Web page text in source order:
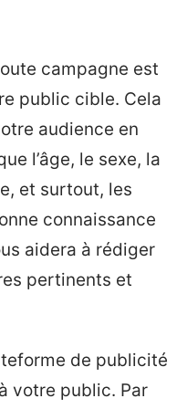
campagne est
public cible. Cela
audience en
l’âge, le sexe, la
et surtout, les
connaissance
aidera à rédiger
pertinents et
de publicité
votre public. Par